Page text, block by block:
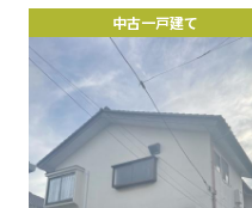
中古一戸建て